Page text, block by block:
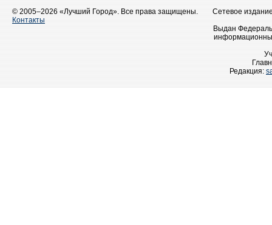
© 2005–2026 «Лучший Город». Все права защищены.
Контакты
Сетевое
Выдан
Редакция: